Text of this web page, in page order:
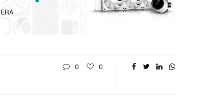
0 0